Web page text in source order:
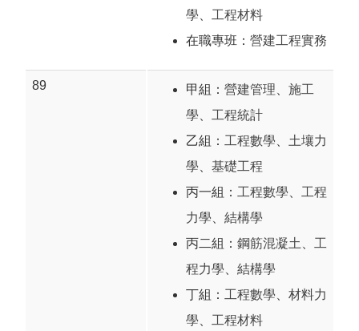
學
工程材料
在職專班： 營建工程實務
89 甲組： 營建管理
施工
學
工程統計
乙組： 工程數學
土壤力
學
基礎工程
丙一組： 工程數學
工程
力學
結構學
丙二組： 鋼筋混凝土
工
程力學
結構學
丁組： 工程數學
材料力
學
工程材料